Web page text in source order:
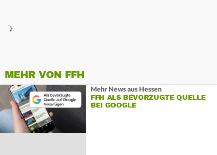
MEHR VON FFH
Mehr News aus Hessen
FFH ALS BEVORZUGTE QUELLE
BEI GOOGLE